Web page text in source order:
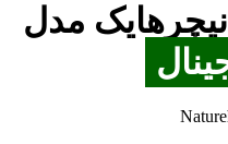
مدل